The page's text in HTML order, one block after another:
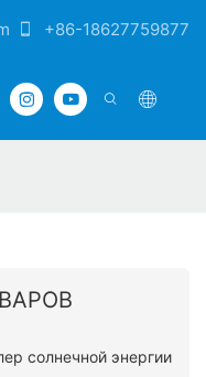
+86-18627759877
солнечной энергии